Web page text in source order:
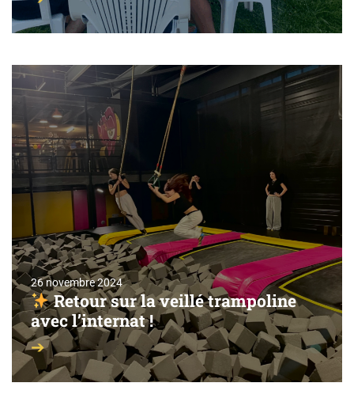
26 novembre 2024
Retour sur la veillé trampoline
avec l’internat !